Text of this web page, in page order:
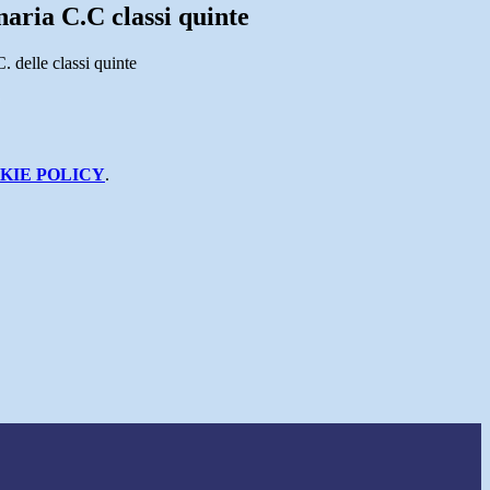
C.C classi quinte
delle classi quinte
POLICY.